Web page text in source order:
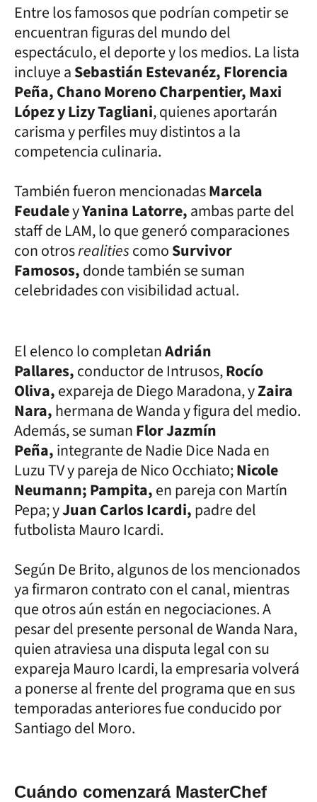
Entre los famosos que podrían competir se
encuentran figuras del mundo del
espectáculo, el deporte y los medios. La lista
incluye aSebastián Estevanéz, Florencia
Peña, Chano Moreno Charpentier, Maxi
López y Lizy Tagliani, quienes aportarán
carisma y perfiles muy distintos a la
competencia culinaria.
También fueron mencionadasMarcela
FeudaleyYanina Latorre,ambas parte del
staff de LAM, lo que generó comparaciones
con otrosrealitiescomoSurvivor
Famosos,donde también se suman
celebridades con visibilidad actual.
El elenco lo completanAdrián
Pallares,conductor de Intrusos,Rocío
Oliva,expareja de Diego Maradona, yZaira
Nara,hermana de Wanda y figura del medio.
Además, se sumanFlor Jazmín
Peña,integrante de Nadie Dice Nada en
Luzu TV y pareja de Nico Occhiato;Nicole
Neumann; Pampita,en pareja con Martín
Pepa; yJuan Carlos Icardi,padre del
futbolista Mauro Icardi.
Según De Brito, algunos de los mencionados
ya firmaron contrato con el canal, mientras
que otros aún están en negociaciones. A
pesar del presente personal de Wanda Nara,
quien atraviesa una disputa legal con su
expareja Mauro Icardi, la empresaria volverá
a ponerse al frente del programa que en sus
temporadas anteriores fue conducido por
Santiago del Moro.
Cuándo comenzará MasterChef